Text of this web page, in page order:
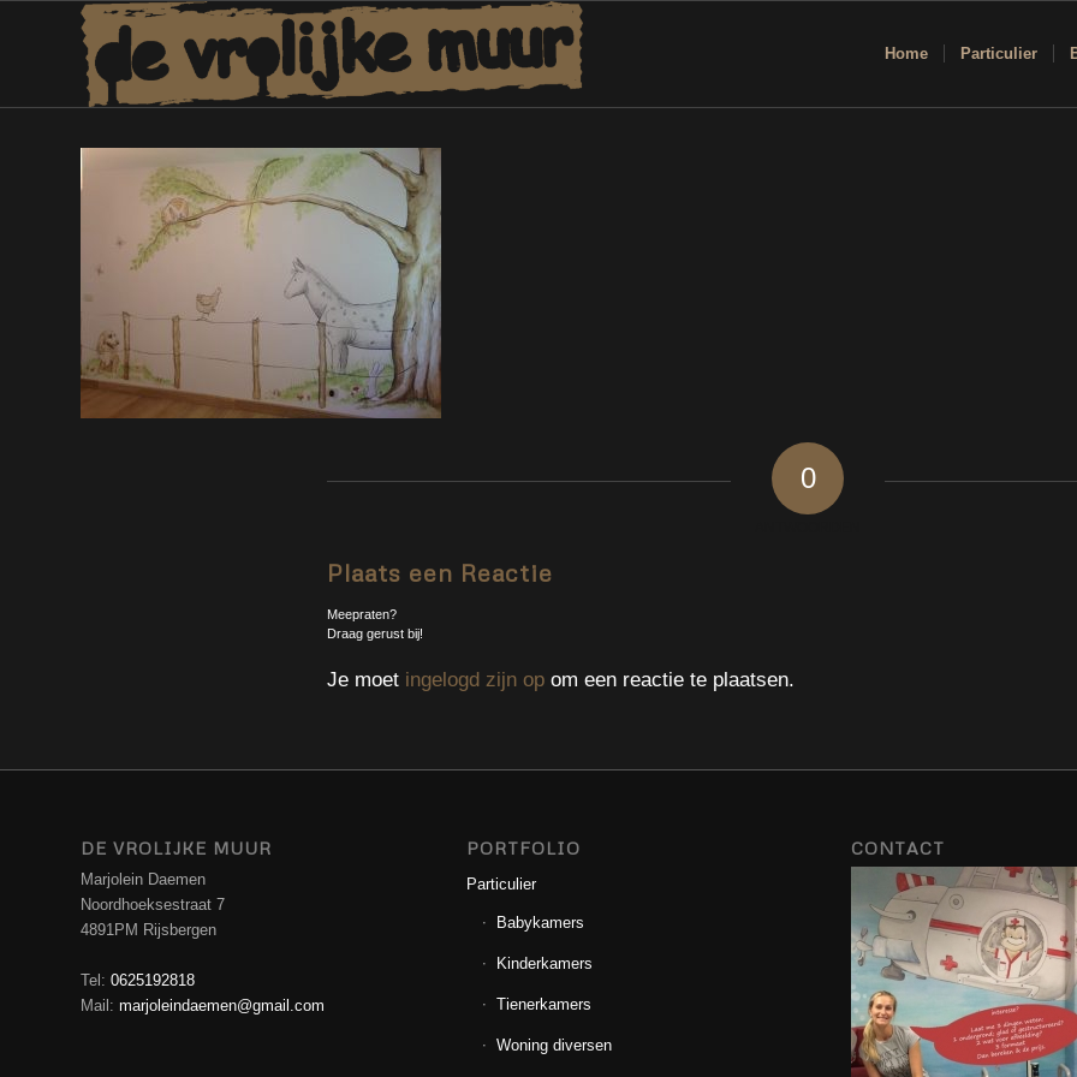
Home Particulier
0
Plaats een Reactie
Meepraten?
Draag gerust bij!
Je moet ingelogd zijn op om een reactie te plaatsen.
DE VROLIJKE MUUR
Marjolein Daemen
Noordhoeksestraat 7
4891PM Rijsbergen
Tel: 0625192818
Mail: marjoleindaemen@gmail.com
PORTFOLIO
Particulier
Babykamers
Kinderkamers
Tienerkamers
Woning diversen
CONTACT